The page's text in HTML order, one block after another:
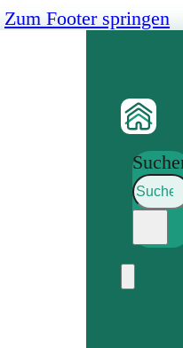
Zum Footer springen